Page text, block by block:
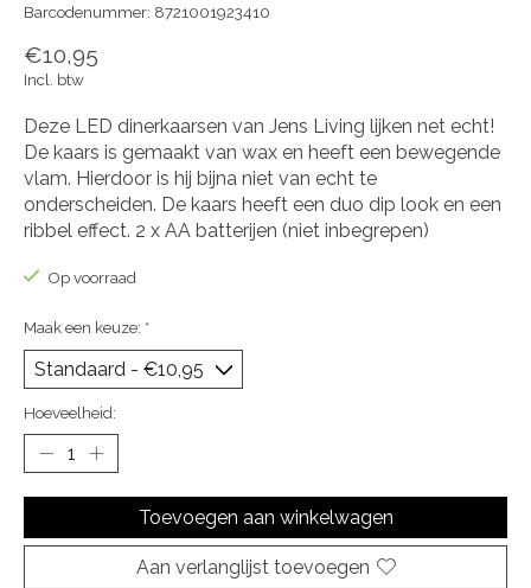
Barcodenummer: 8721001923410
€10,95
Incl. btw
Deze LED dinerkaarsen van Jens Living lijken net echt!
De kaars is gemaakt van wax en heeft een bewegende
vlam. Hierdoor is hij bijna niet van echt te
onderscheiden. De kaars heeft een duo dip look en een
ribbel effect. 2 x AA batterijen (niet inbegrepen)
Op voorraad
Maak een keuze: *
Hoeveelheid:
Toevoegen aan winkelwagen
Aan verlanglijst toevoegen